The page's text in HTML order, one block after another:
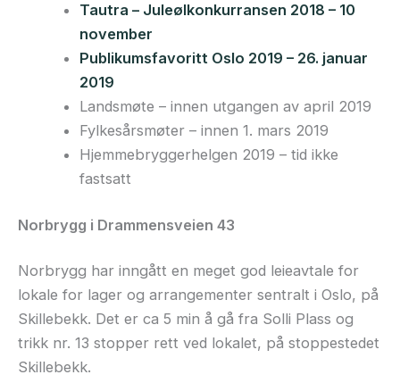
Tautra – Juleølkonkurransen 2018 – 10
november
Publikumsfavoritt Oslo 2019 – 26. januar
2019
Landsmøte – innen utgangen av april 2019
Fylkesårsmøter – innen 1. mars 2019
Hjemmebryggerhelgen 2019 – tid ikke
fastsatt
Norbrygg i Drammensveien 43
Norbrygg har inngått en meget god leieavtale for
lokale for lager og arrangementer sentralt i Oslo, på
Skillebekk. Det er ca 5 min å gå fra Solli Plass og
trikk nr. 13 stopper rett ved lokalet, på stoppestedet
Skillebekk.